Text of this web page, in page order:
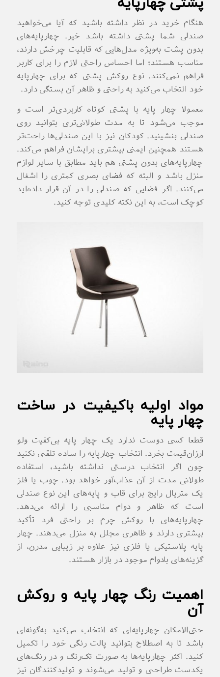
هنگام خرید در نظر داشته باشید که آیا می‌خواهید
صندلی شما پشتی داشته باشد خیر. چهارپایه‌های
بدون پشت به‌ویژه مدل‌هایی که قابلیت چرخش دارند،
مناسب هستند؛ اما احساس راحتی لازم را برای کاربر
فراهم نمی‌کنند. نوع روکش پشتی که برای چهارپایه
خود انتخاب می‌کنید به راحتی و ظاهر آن بستگی دارد.
معمولا چهار پایه با پشتی کوتاه کاربردی‌تر است و
موجب می‌شود تا به مدت طولانی‌تری بتوانید روی
صندلی بنشینید. کودکان نیز با این صندلی‌ها راحت‌تر
هستند همچنین ایمنی بیشتری برایشان فراهم می‌کند.
چهارپایه‌های بدون پشتی هم باید مطابق با سایر لوازم
منزل باشد و البته که فضای بصری کمتری را اشغال
می‌کنند. اگر فضایی که صندلی را در آن قرار داده‌اید
کوچک است، به این نکته کلیدی توجه کنید.
مواد اولیه باکیفیت در ساخت
چهار پایه
قطعا کسی دوست ندارد یک چهار پایه بی‌کفیت ولو
ارزان‌قیمت بخرد. انتخاب چهارپایه را ساده تلقی نکنید
چون اگر انتخاب درستی نداشته باشید، استفاده
طولانی مدت از آن عذاب‌آور خواهد بود. چوب یا فلز
یک متریال رایج برای قاب و پایه‌های این نوع صندلی
است که ظاهر و دوام مناسبی را ارائه می‌دهد.
چهارپایه‌های با روکش چرم بر راحتی فرد تأکید
بیشتری دارند و ظاهری مجلل به منزل می‌دهند. چهار
پایه پلاستیکی یا فلزی نیز علاوه بر زیبایی مدرن، از
گزینه‌های بادوام موجود در بازار هستند.
اهمیت رنگ چهار پایه و روکش
آن
حتی‌الامکان چهارپایه‌ای که انتخاب می‌کنید به‌گونه‌ای
باشد تا به اصطلاح بتوانید پالت رنگی خود را تکمیل
کنید. اکثر چهارپایه‌ها به صورت تک‌رنگ و در رنگ‌های
یکدست طراحی و تولید می‌شوند و تولیدکنندگان نیز